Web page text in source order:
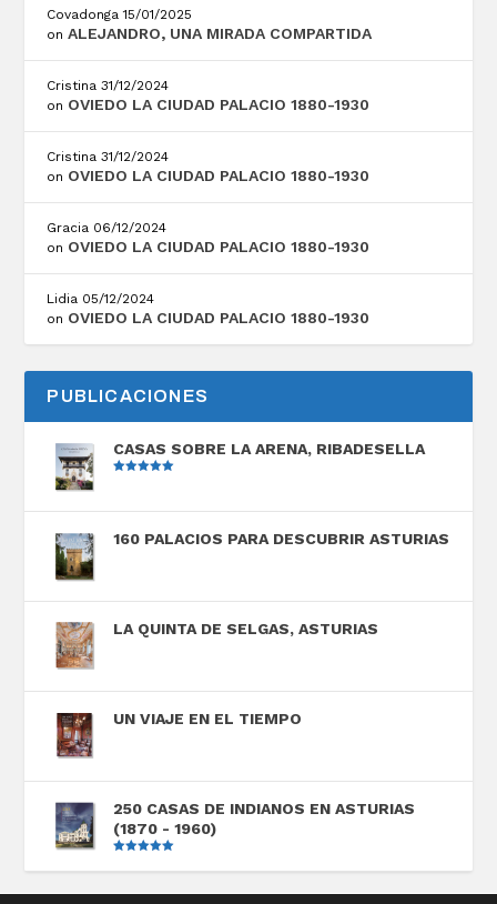
Covadonga 15/01/2025
onALEJANDRO, UNA MIRADA COMPARTIDA
Cristina 31/12/2024
on OVIEDO LA CIUDAD PALACIO 1880-1930
Cristina 31/12/2024
on OVIEDO LA CIUDAD PALACIO 1880-1930
Gracia 06/12/2024
on OVIEDO LA CIUDAD PALACIO 1880-1930
Lidia 05/12/2024
on OVIEDO LA CIUDAD PALACIO 1880-1930
PUBLICACIONES
CASAS SOBRE LA ARENA, RIBADESELLA
5
160 PALACIOS PARA DESCUBRIR ASTURIAS
LA QUINTA DE SELGAS, ASTURIAS
UN VIAJE EN EL TIEMPO
250 CASAS DE INDIANOS EN ASTURIAS
(1870 - 1960)
5